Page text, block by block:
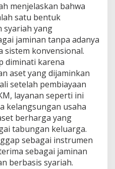
menjelaskan bahwa
satu bentuk
syariah yang
jaminan tanpa adanya
sistem konvensional.
diminati karena
aset yang dijaminkan
setelah pembiayaan
layanan seperti ini
kelangsungan usaha
berharga yang
tabungan keluarga.
sebagai instrumen
sebagai jaminan
berbasis syariah.